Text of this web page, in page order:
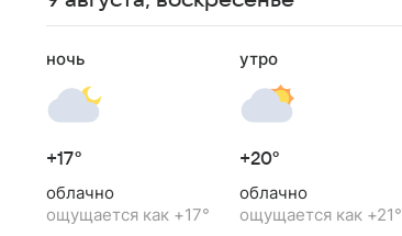
ночь
+17°
облачно
ощущается как +17°
утро
+20°
облачно
ощущается как +21°